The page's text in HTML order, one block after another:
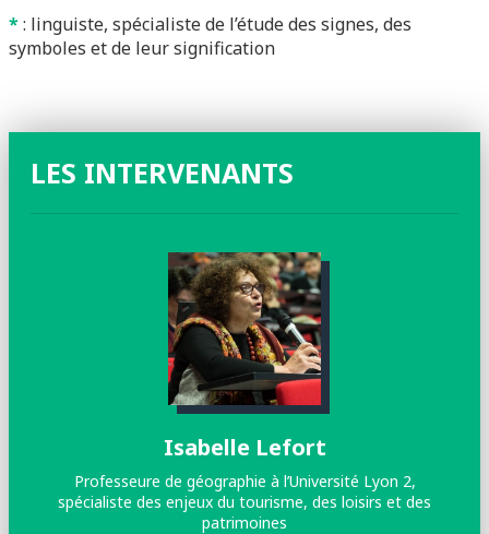
*: linguiste, spécialiste de l’étude des signes, des
symboles et de leur signification
LES INTERVENANTS
Isabelle Lefort
Professeure de géographie à l’Université Lyon 2,
spécialiste des enjeux du tourisme, des loisirs et des
patrimoines